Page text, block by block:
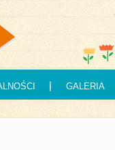
GALERIA